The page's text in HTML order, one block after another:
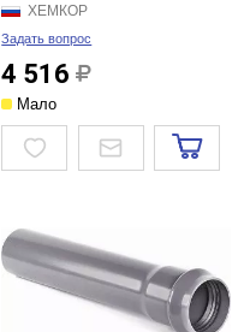
ХЕМКОР
Задать вопрос
4 516
Мало